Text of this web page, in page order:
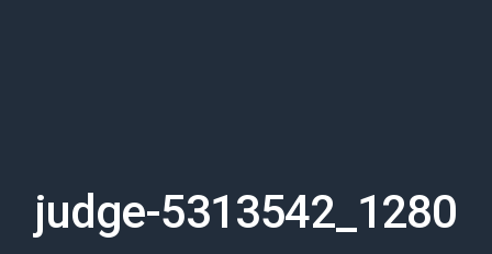
judge-5313542_1280